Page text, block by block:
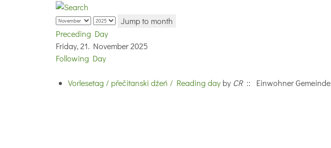
Jump to month
Preceding Day
Friday, 21. November 2025
Following Day
Vorlesetag / přečitanski dźeń / Reading day by CR:: Einwohner Gemeinde